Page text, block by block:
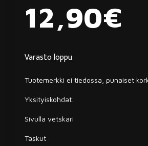
12,90€
Varasto loppu
Tuotemerkki ei tiedossa, punaiset
Yksityiskohdat:
Sivulla vetskari
Taskut